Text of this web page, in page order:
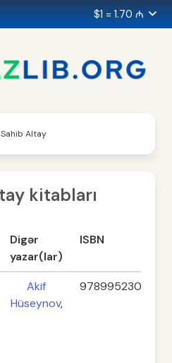
$1 = 1.70 ₼
Sahib Altay
kitabları
Digər
yazar(lar)
ISBN
Akif
Hüseynov,
97899523023128